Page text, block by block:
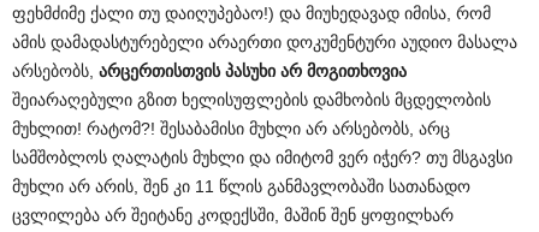
ფეხმძიმე ქალი თუ დაიღუპებაო!) და მიუხედავად იმისა, რომ
ამის დამადასტურებელი არაერთი დოკუმენტური აუდიო მასალა
არსებობს, არცერთისთვის პასუხი არ მოგითხოვია
შეიარაღებული გზით ხელისუფლების დამხობის მცდელობის
მუხლით! რატომ?! შესაბამისი მუხლი არ არსებობს, არც
სამშობლოს ღალატის მუხლი და იმიტომ ვერ იჭერ? თუ მსგავსი
მუხლი არ არის, შენ კი 11 წლის განმავლობაში სათანადო
ცვლილება არ შეიტანე კოდექსში, მაშინ შენ ყოფილხარ